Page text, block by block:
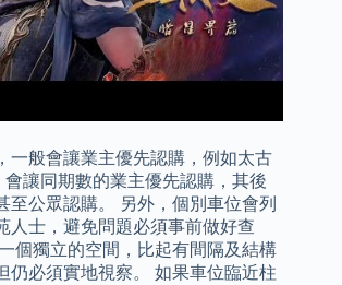
一般會讓業主優先認購，例如太古
讓同期數的業主優先認購，其後
至公眾認購。 另外，個別車位會列
人士，避免問題必須事前做好查
個獨立的空間，比起有間隔及結構
仍必須實地視察。 如果車位臨近柱